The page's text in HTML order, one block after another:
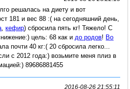
решалась на диету и вот
181 и вес 88 :( на сегодняшний день,
,кефир) сбросила пять кг! Тяжело! С
цель: 68 как и до родов! Во
почти 40 кг:( 20 сбросила легко...
с 2012 года:) возьмите меня плиз в
89686881455
2016-08-26 21:55:11